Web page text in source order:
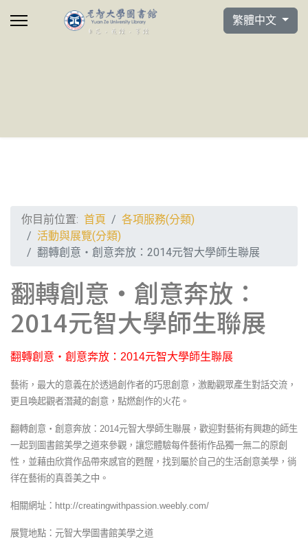
選擇你的語言
繁體中文
你目前位置: 首頁
各項服務(分類)
活動與展覽(分類)
翻轉創意‧創意奔放：2014元智大學師生聯展
翻轉創意‧創意奔放：
2014元智大學師生聯展
翻轉創意‧創意奔放：2014元智大學師生聯展
藝術，最大的意義在於透過創作者的巧思創意，激勵觀眾產生對話交流，
更且喚起觀者潛藏的創意，點燃創作的火花。
翻轉創意‧創意奔放：2014元智大學師生聯展，歡迎對藝術有興趣的師生
一起到圖書館美學之道來參觀，讓您體驗每件藝術作品獨一無二的原創
性，並藉由欣賞作品帶來感官的甦醒，找到屬於自己的生活創意美學，徜
徉在藝術的真善美之中。
相關網址： http://creatingwithpassion.weebly.com/
展覽地點：元智大學圖書館美學之道